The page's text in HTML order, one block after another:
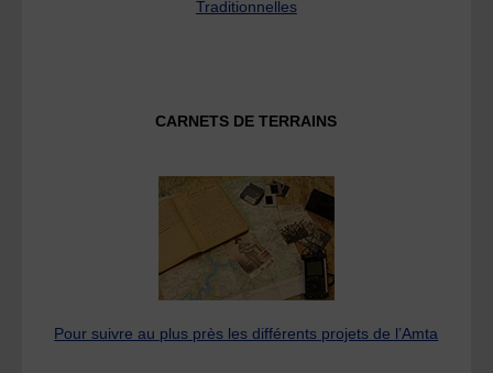
Traditionnelles
CARNETS DE TERRAINS
Pour suivre au plus près les différents projets de l’Amta